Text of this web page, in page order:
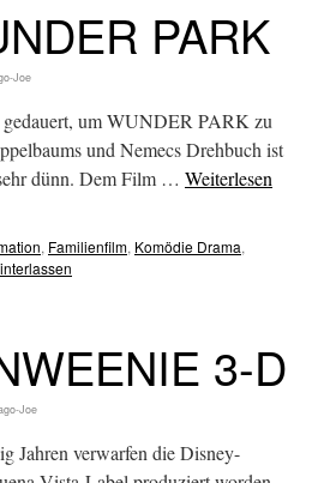
PARK
Joe
um WUNDER PARK zu
und Nemecs Drehbuch ist
dünn. Dem Film … Weiterlesen
, Familienfilm, Komödie Drama,
3-D
Joe
Jahren verwarfen die Disney-